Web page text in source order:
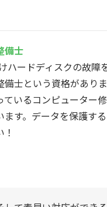
備士
ハードディスクの故障
備士という資格があり
ているコンピューター
ます。データを保護す